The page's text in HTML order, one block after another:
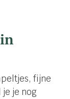
fijne
je nog